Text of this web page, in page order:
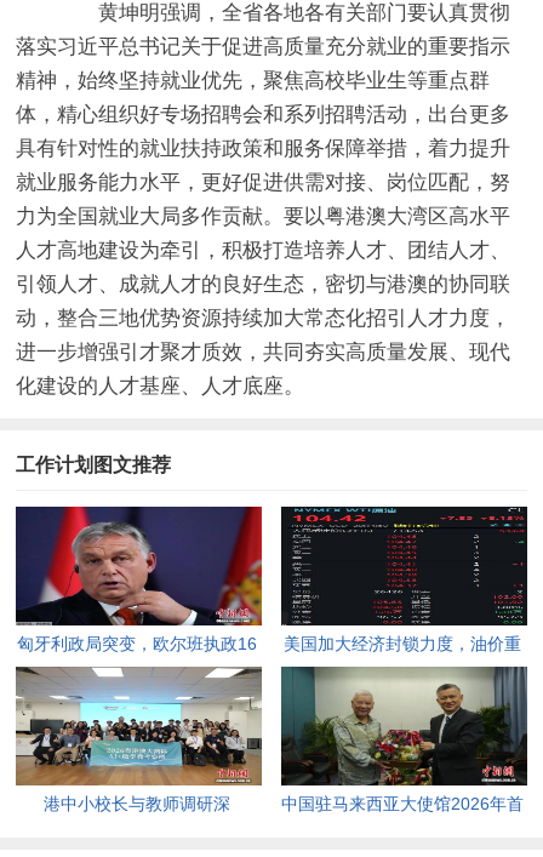
黄坤明强调，全省各地各有关部门要认真贯彻
落实习近平总书记关于促进高质量充分就业的重要指示
精神，始终坚持就业优先，聚焦高校毕业生等重点群
体，精心组织好专场招聘会和系列招聘活动，出台更多
具有针对性的就业扶持政策和服务保障举措，着力提升
就业服务能力水平，更好促进供需对接、岗位匹配，努
力为全国就业大局多作贡献。要以粤港澳大湾区高水平
人才高地建设为牵引，积极打造培养人才、团结人才、
引领人才、成就人才的良好生态，密切与港澳的协同联
动，整合三地优势资源持续加大常态化招引人才力度，
进一步增强引才聚才质效，共同夯实高质量发展、现代
化建设的人才基座、人才底座。
工作计划图文推荐
匈牙利政局突变，欧尔班执政16
年终结。
美国加大经济封锁力度，油价重
返100美元高点，黄金价格急
跌，日韩主要股指开盘走低。
港中小校长与教师调研深
中国驻马来西亚大使馆2026年首